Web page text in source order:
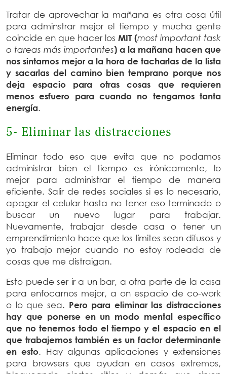
Tratar de aprovechar la mañana es otra cosa útil
para adminstrar mejor el tiempo y mucha gente
coincide en que hacer los MIT (most important task
o tareas más importantes) a la mañana hacen que
nos sintamos mejor a la hora de tacharlas de la lista
y sacarlas del camino bien temprano porque nos
deja espacio para otras cosas que requieren
menos esfuero para cuando no tengamos tanta
energía.
5- Eliminar las distracciones
Eliminar todo eso que evita que no podamos
administrar bien el tiempo es irónicamente, lo
mejor para administrar el tiempo de manera
eficiente. Salir de redes sociales si es lo necesario,
apagar el celular hasta no tener eso terminado o
buscar un nuevo lugar para trabajar.
Nuevamente, trabajar desde casa o tener un
emprendimiento hace que los límites sean difusos y
yo trabajo mejor cuando no estoy rodeada de
cosas que me distraigan.
Esto puede ser ir a un bar, a otra parte de la casa
para enfocarnos mejor, a on espacio de co-work
o lo que sea. Pero para eliminar las distracciones
hay que ponerse en un modo mental específico
que no tenemos todo el tiempo y el espacio en el
que trabajemos también es un factor determinante
en esto. Hay algunas aplicaciones y extensiones
para browsers que ayudan en casos extremos,